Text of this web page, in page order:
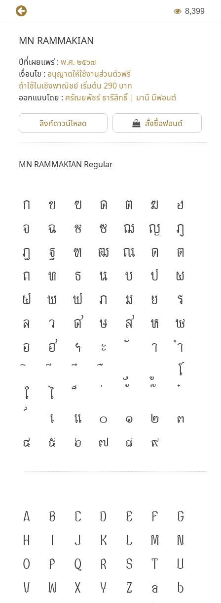
8,399
MN RAMMAKIAN
ปีที่เผยแพร่ : พ.ศ. ๒๕๖๗
เงื่อนไข : อนุญาตให้ใช้งานส่วนตัวฟรี
ถ้าใช้ในเชิงพาณิชย์ เริ่มต้น 290 บาท
ออกแบบโดย : ศรัณยพัชร์ ธารีสิทธิ์ | มานี มีฟอนต์
ลิงก์ดาวน์โหลด สั่งซื้อฟอนต์
MN RAMMAKIAN Regular
ก ข ฃ ค ฅ ฆ
ง
จ
ฉ ช ซ ฌ ญ
ฎ
ฏ
ฐ ฑ ฒ ณ ด
ต
ถ
ท ธ น บ ป
ผ
ฝ
พ ฟ ภ ม ย
ร
ล
ว ศ ษ ส ห
ฬ
อ
ฮ ฯ ะ า
ำ
โ
ใ
ไ
เ
แ ๐ ๑ ๒
๓
๔
๕ ๖ ๗ ๘ ๙
A B C D E F
G
H
I J K L M
N
O
P Q R S T
U
V
W X Y Z a
b